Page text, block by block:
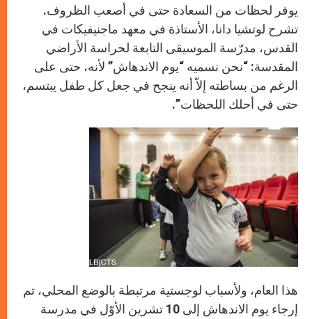
يوفر لحظات من السعادة حتى في أصعب الظروف.
تشرح لوتشيا دانا، الأستاذة في معهد ماجنيفيكات في
القدس، مدرّسة الموسيقى التابعة لحراسة الأراضي
المقدسة: “نحن نسميه “يوم الاندهاش” لأنه، حتى على
الرغم من بساطته إلاّ أنه ينجح في جعل كل طفل يبتسم،
حتى في أحلك اللحظات”.
هذا العام، ولأسباب لوجستية مرتبطة بالوضع المحلي، تم
إرجاء يوم الاندهاش إلى 10 تشرين الأوّل في مدرسة